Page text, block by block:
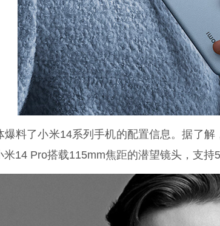
爆料了小米14系列手机的配置信息。据了
14 Pro搭载115mm焦距的潜望镜头，支持5